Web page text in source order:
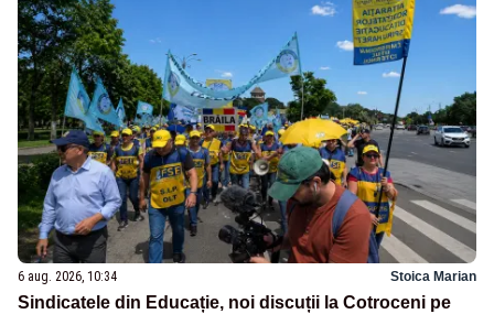
6 aug. 2026, 10:34 Stoica Marian
Sindicatele din Educație, noi discuții la Cotroceni pe